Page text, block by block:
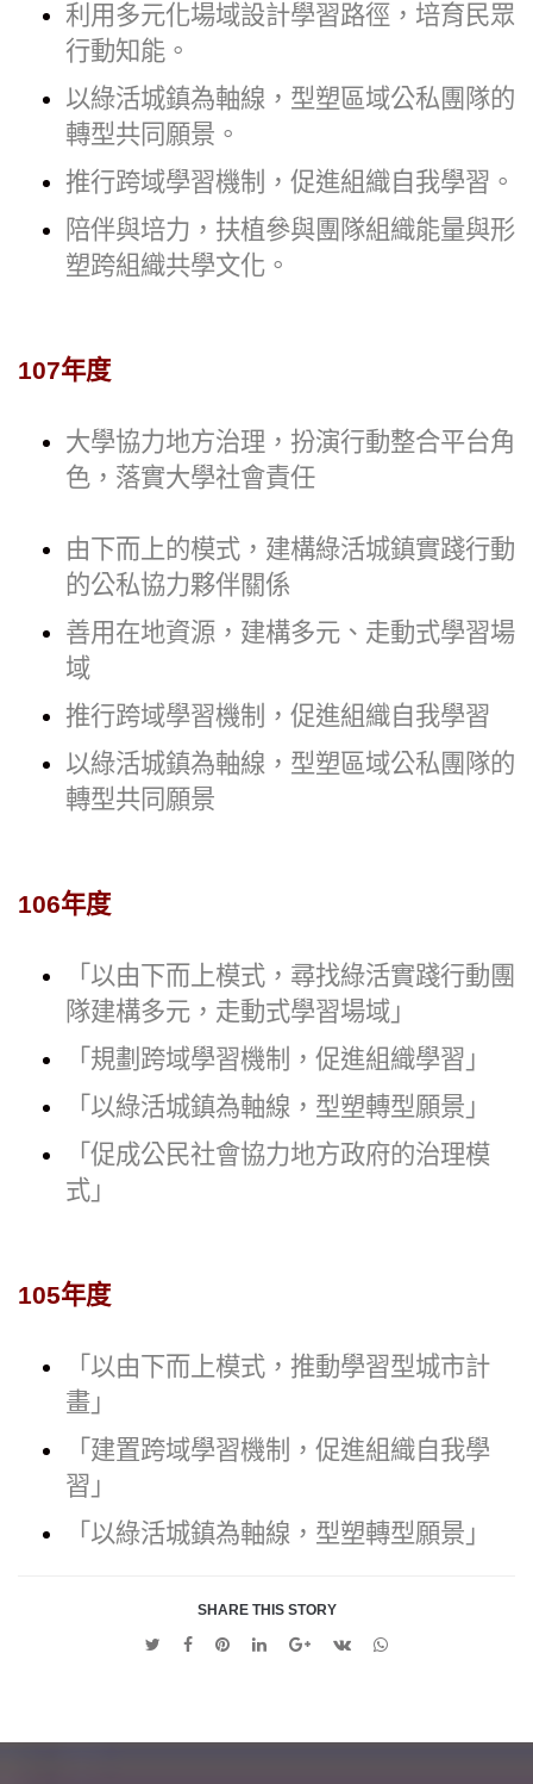
利用多元化場域設計學習路徑，培育民眾
行動知能。
以綠活城鎮為軸線，型塑區域公私團隊的
轉型共同願景。
推行跨域學習機制，促進組織自我學習。
陪伴與培力，扶植參與團隊組織能量與形
塑跨組織共學文化。
107年度
大學協力地方治理，扮演行動整合平台角
色，落實大學社會責任
由下而上的模式，建構綠活城鎮實踐行動
的公私協力夥伴關係
善用在地資源，建構多元、走動式學習場
域
推行跨域學習機制，促進組織自我學習
以綠活城鎮為軸線，型塑區域公私團隊的
轉型共同願景
106年度
「以由下而上模式，尋找綠活實踐行動團
隊建構多元，走動式學習場域」
「規劃跨域學習機制，促進組織學習」
「以綠活城鎮為軸線，型塑轉型願景」
「促成公民社會協力地方政府的治理模
式」
105年度
「以由下而上模式，推動學習型城市計
畫」
「建置跨域學習機制，促進組織自我學
習」
「以綠活城鎮為軸線，型塑轉型願景」
SHARE THIS STORY
Twitter
Facebook
Pinterest
LinkedinGoogle
VK Whatsapp